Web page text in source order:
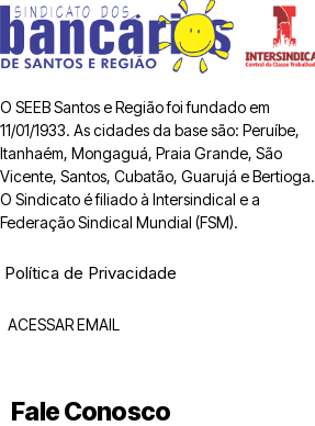
O SEEB Santos e Região foi fundado em
11/01/1933. As cidades da base são: Peruíbe,
Itanhaém, Mongaguá, Praia Grande, São
Vicente, Santos, Cubatão, Guarujá e Bertioga.
O Sindicato é filiado à Intersindical e a
Federação Sindical Mundial (FSM).
Política de Privacidade
ACESSAR EMAIL
Fale Conosco